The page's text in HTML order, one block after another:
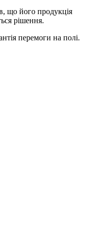
що його продукція
рішення.
перемоги на полі.